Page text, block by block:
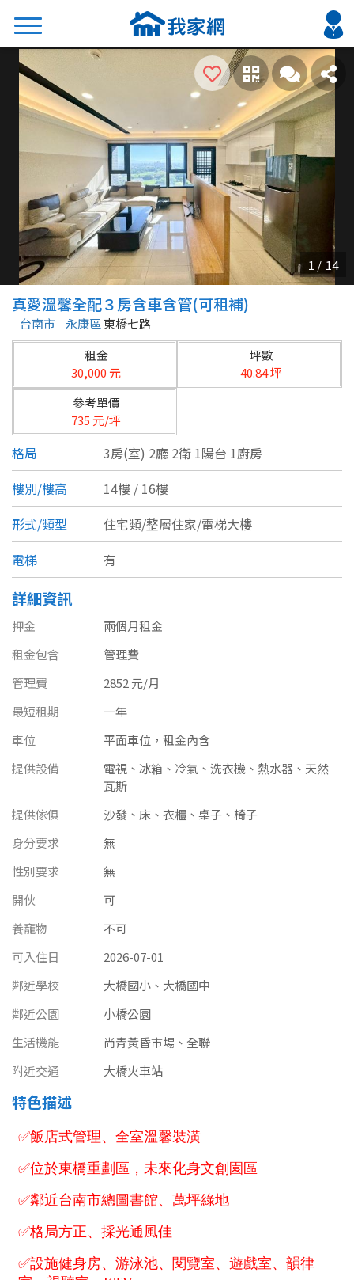
搜尋
熱門關鍵字
2026 台北降價好屋限量釋出
2026 新北降價好屋限量釋出
2026 台中降價好屋限量釋出
2026 台南降價好屋限量釋出
2026 高雄降價好屋限量釋出
縣市
不限
台北市
基隆市
新北市
宜蘭縣
桃園市
新竹市
新竹縣
彰化縣
南投縣
雲林縣
嘉義市
嘉義縣
澎湖縣
屏東縣
金門連江
區域
類型(可複選)
不拘 公寓 電梯大樓
農舍
20~30 坪 30~40 坪
40~50 坪 50~60 坪
60~70 坪
樓層
1樓
3樓
5~10樓
~
真愛溫馨全配３房含車含管(可租補)
台南市 永康區 東橋七路
租金
30,000 元
坪數
40.84 坪
參考單價
735 元/坪
格局
3房(室) 2廳 2衛 1陽台 1廚房
樓別/樓高
14樓 / 16樓
形式/類型
住宅類/整層住家/電梯大樓
電梯
有
詳細資訊
押金
兩個月租金
租金包含
管理費
管理費
2852 元/月
最短租期
一年
車位
平面車位，租金內含
提供設備
電視、冰箱、冷氣、洗衣機、熱水器、天然
瓦斯
提供傢俱
沙發、床、衣櫃、桌子、椅子
身分要求
無
性別要求
無
開伙
可
養竉物
不可
可入住日
2026-07-01
鄰近學校
大橋國小、大橋國中
鄰近公園
小橋公園
生活機能
尚青黃昏市場、全聯
附近交通
大橋火車站
特色描述